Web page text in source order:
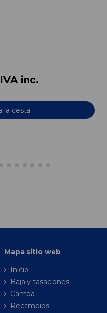
inc.
la cesta
Mapa sitio web
Inicio
Baja y tasaciones
Campa
Recambios